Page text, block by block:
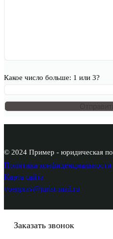
Какое число больше: 1 или 3?
© 2024 Пример - юридическая
Политика конфиденциальности
Карта сайта
voenprav@jurist-mail.ru
Заказать звонок